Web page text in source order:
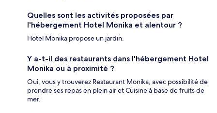
Quelles sont les activités proposées par
l'hébergement Hotel Monika et alentour ?
Hotel Monika propose un jardin.
Y a-t-il des restaurants dans l'hébergement Hotel
Monika ou à proximité ?
Oui, vous y trouverez Restaurant Monika, avec possibilité de
prendre ses repas en plein air et Cuisine à base de fruits de
mer.